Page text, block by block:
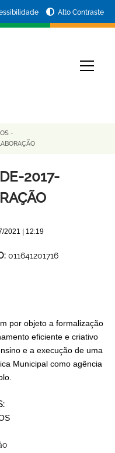
Alto Contraste
-
2017-
2021 | 12:19
011641201716
por objeto a formalização
eficiente e criativo
e a execução de uma
Municipal como agência